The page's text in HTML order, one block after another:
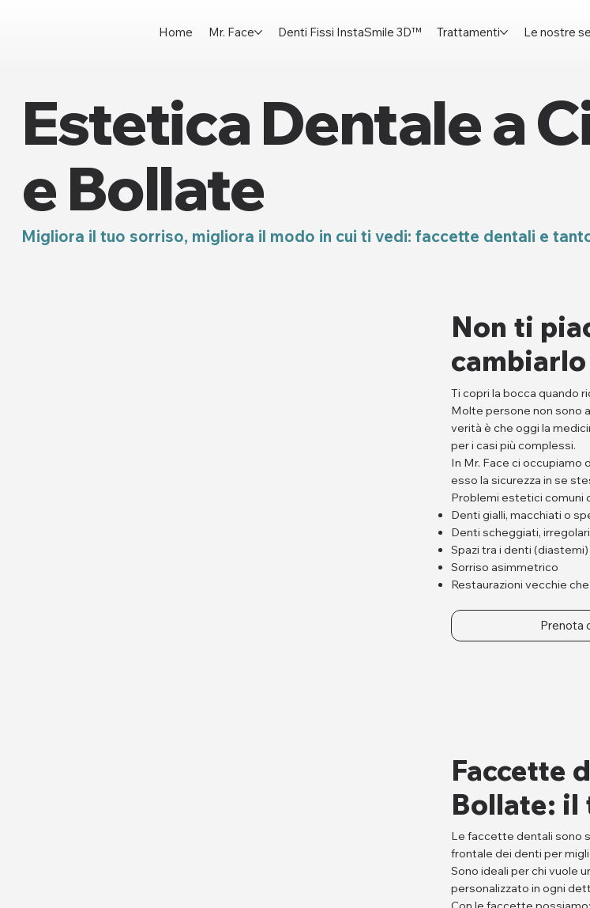
Home Mr. Face Denti Fissi InstaSmile 3D™ Trattamenti Le nostre
Estetica Dentale a
e Bollate
Migliora il tuo sorriso, migliora il modo in cui ti vedi: faccette dentali e
Non ti
cambiarlo
Ti copri la bocca quando
Molte persone non sono
verità è che oggi la
per i casi più complessi.
In Mr. Face ci occupiamo
esso la sicurezza in se
Problemi estetici comuni
Denti gialli, macchiati o
Denti scheggiati,
Spazi tra i denti (diastemi)
Sorriso asimmetrico
Restaurazioni vecchie
Prenota
Faccette
Bollate:
Le faccette dentali sono
frontale dei denti per
Sono ideali per chi vuole
personalizzato in ogni